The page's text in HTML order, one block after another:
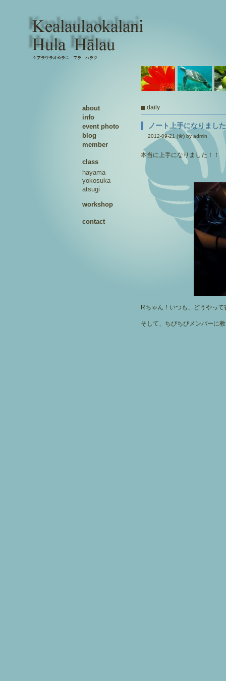
daily
ノート上手になりまし
2012-09-21 (金) by admin
本当に上手になりました！！
Rちゃん！いつも、どうやっ
そして、ちびちびメンバーに
about
info
event photo
blog
member
class
hayama
yokosuka
atsugi
workshop
contact